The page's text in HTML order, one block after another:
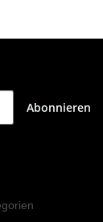
Abonnieren